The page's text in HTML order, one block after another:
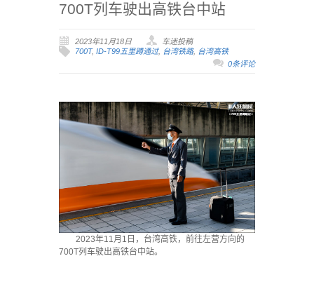
700T列车驶出高铁台中站
2023年11月18日
车迷投稿
700T, ID-T99五里蹲通过, 台湾铁路, 台湾高铁
0条评论
2023年11月1日，台湾高铁，前往左营方向的
700T列车驶出高铁台中站。